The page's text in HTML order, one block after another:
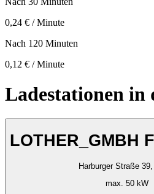
0,24 € / Minute
Nach 120 Minuten
0,12 € / Minute
Ladestationen in
LOTHER_GMBH
Harburger Straße
max. 50 kW